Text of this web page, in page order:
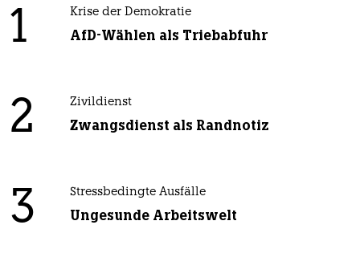
1 Krise der Demokratie
AfD-Wählen als Triebabfuhr
2 Zivildienst
Zwangsdienst als Randnotiz
3 Stressbedingte Ausfälle
Ungesunde Arbeitswelt